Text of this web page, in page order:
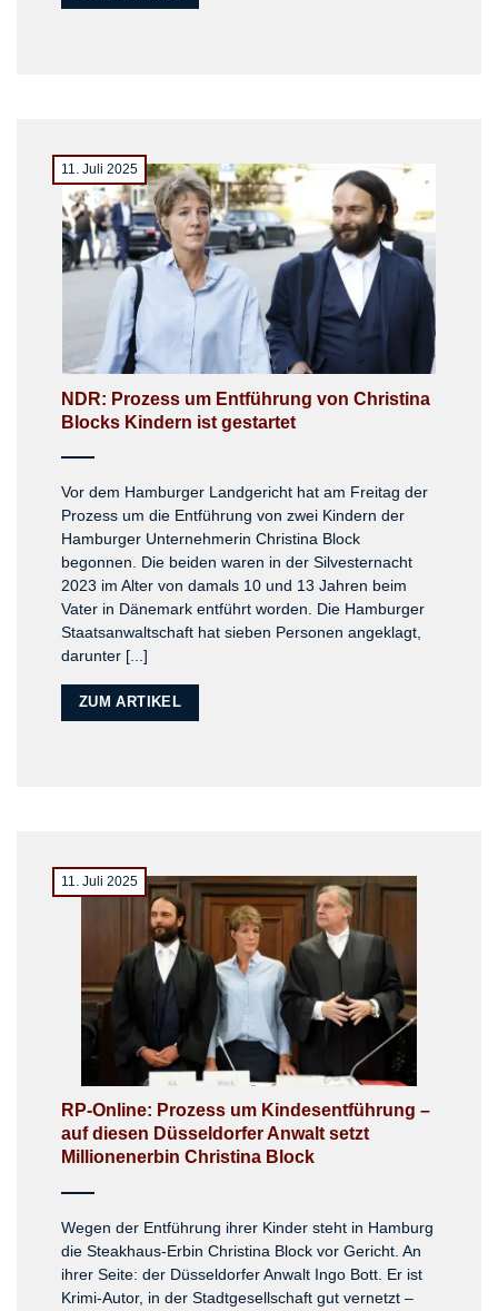
NDR: Prozess um Entführung von Christina
Blocks Kindern ist gestartet
11. Juli 2025
Vor dem Hamburger Landgericht hat am Freitag der
Prozess um die Entführung von zwei Kindern der
Hamburger Unternehmerin Christina Block
begonnen. Die beiden waren in der Silvesternacht
2023 im Alter von damals 10 und 13 Jahren beim
Vater in Dänemark entführt worden. Die Hamburger
Staatsanwaltschaft hat sieben Personen angeklagt,
darunter [...]
ZUM ARTIKEL
RP-Online: Prozess um Kindesentführung –
auf diesen Düsseldorfer Anwalt setzt
Millionenerbin Christina Block
11. Juli 2025
Wegen der Entführung ihrer Kinder steht in Hamburg
die Steakhaus-Erbin Christina Block vor Gericht. An
ihrer Seite: der Düsseldorfer Anwalt Ingo Bott. Er ist
Krimi-Autor, in der Stadtgesellschaft gut vernetzt –